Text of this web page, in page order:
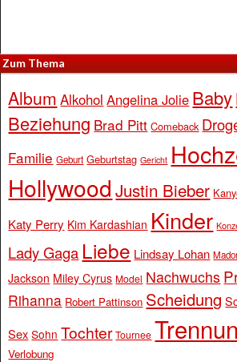
Zum Thema
Album Alkohol Angelina Jolie Baby
Beziehung Brad Pitt Comeback
Familie Geburt Geburtstag Gericht
Hollywood Justin Bieber
Katy Perry Kim Kardashian Kinder
Lady Gaga Liebe Lindsay Lohan
Jackson Miley Cyrus Model Nachwuchs
Rihanna Robert Pattinson Scheidung
Sex Sohn Tochter Tournee
Verlobung